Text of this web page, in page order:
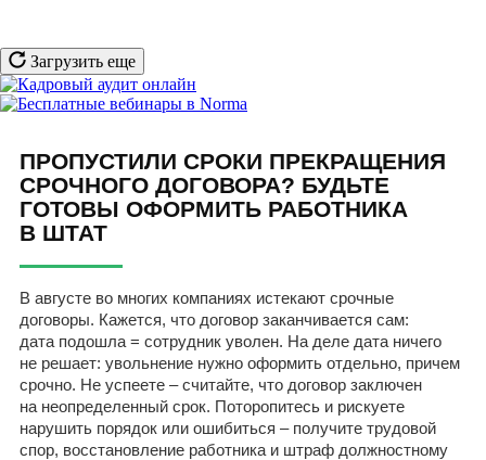
Загрузить еще
ПРОПУСТИЛИ СРОКИ ПРЕКРАЩЕНИЯ
СРОЧНОГО ДОГОВОРА? БУДЬТЕ
ГОТОВЫ ОФОРМИТЬ РАБОТНИКА
В ШТАТ
В августе во многих компаниях истекают срочные
договоры. Кажется, что договор заканчивается сам:
дата подошла = сотрудник уволен. На деле дата ничего
не решает: увольнение нужно оформить отдельно, причем
срочно. Не успеете – считайте, что договор заключен
на неопределенный срок. Поторопитесь и рискуете
нарушить порядок или ошибиться – получите трудовой
спор, восстановление работника и штраф должностному